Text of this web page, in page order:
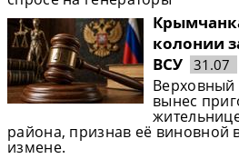
колонии
ВСУ 31.07
Верховный
вынес
района, признав её виновной
измене.